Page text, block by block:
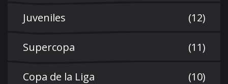
Juveniles (12)
Supercopa (11)
Copa de la Liga (10)